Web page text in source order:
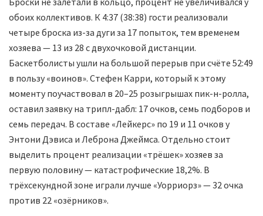
обоих коллективов. К 4:37 (38:38) гости реализовали
четыре броска из-за дуги за 17 попыток, тем временем
хозяева — 13 из 28 с двухочковой дистанции.
Баскетболисты ушли на большой перерыв при счёте 52:49
в пользу «воинов». Стефен Карри, который к этому
моменту поучаствовал в 20–25 розыгрышах пик-н-ролла,
оставил заявку на трипл-дабл: 17 очков, семь подборов и
семь передач. В составе «Лейкерс» по 19 и 11 очков у
Энтони Дэвиса и Леброна Джеймса. Отдельно стоит
выделить процент реализации «трёшек» хозяев за
первую половину — катастрофические 18,2%. В
трёхсекундной зоне играли лучше «Уорриорз» — 32 очка
против 22 «озёрников».